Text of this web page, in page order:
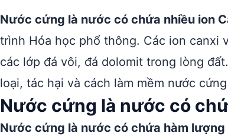
Nước cứng là nước có chứa nhiều ion
trình Hóa học phổ thông. Các ion canxi
các lớp đá vôi, đá dolomit trong lòng
loại, tác hại và cách làm mềm nước
Nước cứng là nước có
Nước cứng là nước có chứa hàm lượng